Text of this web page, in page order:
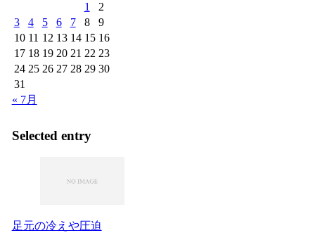
1
2
3
4 5 6 7 8
9
10 11 12 13 14 15 16
17 18 19 20 21 22 23
24 25 26 27 28 29 30
31
« 7月
Selected entry
足元の冷えや圧迫